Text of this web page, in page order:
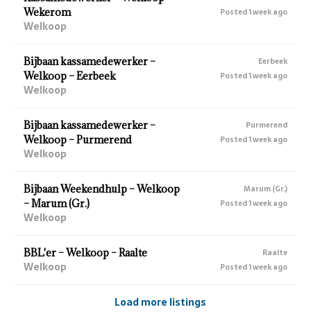
Wekerom
Welkoop
Posted 1 week ago
Bijbaan kassamedewerker –
Welkoop – Eerbeek
Welkoop
Eerbeek
Posted 1 week ago
Bijbaan kassamedewerker –
Welkoop – Purmerend
Welkoop
Purmerend
Posted 1 week ago
Bijbaan Weekendhulp – Welkoop
– Marum (Gr.)
Welkoop
Marum (Gr.)
Posted 1 week ago
BBL'er – Welkoop – Raalte
Welkoop
Raalte
Posted 1 week ago
Load more listings